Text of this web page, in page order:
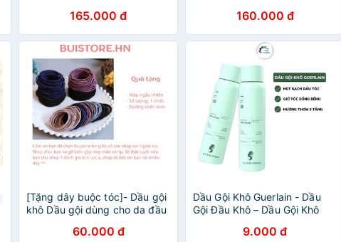
165.000 đ 160.000 đ
[Tặng dây buộc tóc]- Dầu gội
khô Dầu gội dùng cho da đầu
60.000 đ
Dầu Gội Khô Guerlain - Dầu
Gội Đầu Khô – Dầu Gội Khô
Bồng Bềnh Tức Thì 150ml
9.000 đ